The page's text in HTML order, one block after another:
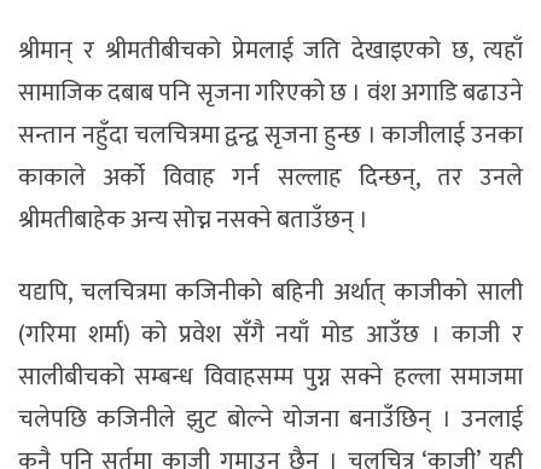
श्रीमान् र श्रीमतीबीचको प्रेमलाई जति देखाइएको छ, त्यहाँ
सामाजिक दबाब पनि सृजना गरिएको छ । वंश अगाडि बढाउने
सन्तान नहुँदा चलचित्रमा द्वन्द्व सृजना हुन्छ । काजीलाई उनका
काकाले अर्को विवाह गर्न सल्लाह दिन्छन्, तर उनले
श्रीमतीबाहेक अन्य सोच्न नसक्ने बताउँछन् ।
यद्यपि, चलचित्रमा कजिनीको बहिनी अर्थात् काजीको साली
(गरिमा शर्मा) को प्रवेश सँगै नयाँ मोड आउँछ । काजी र
सालीबीचको सम्बन्ध विवाहसम्म पुग्न सक्ने हल्ला समाजमा
चलेपछि कजिनीले झुट बोल्ने योजना बनाउँछिन् । उनलाई